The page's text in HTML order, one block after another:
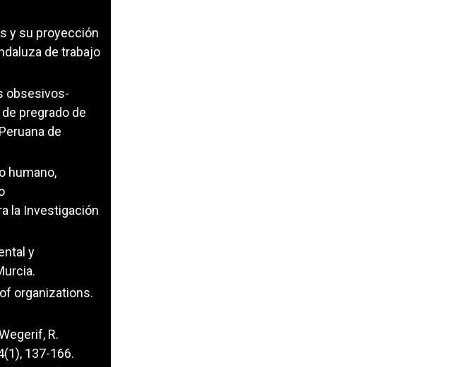
y su proyección
de trabajo
obsesivos-
pregrado de
de
humano,
la Investigación
y
organizations.
R.
137-166.